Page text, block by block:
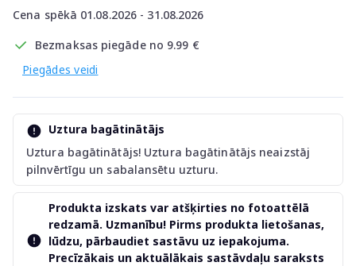
Cena spēkā 01.08.2026 - 31.08.2026
Bezmaksas piegāde no 9.99 €
Piegādes veidi
Uztura bagātinātājs
Uztura bagātinātājs! Uztura bagātinātājs neaizstāj
pilnvērtīgu un sabalansētu uzturu.
Produkta izskats var atšķirties no fotoattēlā
redzamā. Uzmanību! Pirms produkta lietošanas,
lūdzu, pārbaudiet sastāvu uz iepakojuma.
Precīzākais un aktuālākais sastāvdaļu saraksts